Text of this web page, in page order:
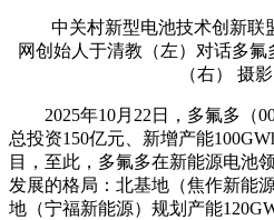
中关村新型电池技术创新联
网创始人于清教（左）对话多氟
（右） 摄
2025年10月22日，多氟多（
总投资150亿元、新增产能
目，至此，多氟多在新能源电池
发展的格局：北基地（焦作新能
地（宁福新能源）规划产能